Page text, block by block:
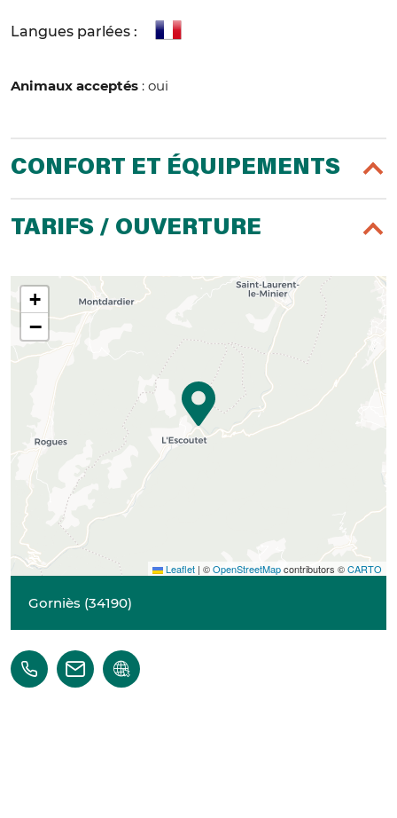
Langues parlées :
Animaux acceptés : oui
CONFORT ET ÉQUIPEMENTS
TARIFS / OUVERTURE
+
−
Leaflet | ©OpenStreetMapcontributors ©CARTO
Gorniès (34190)